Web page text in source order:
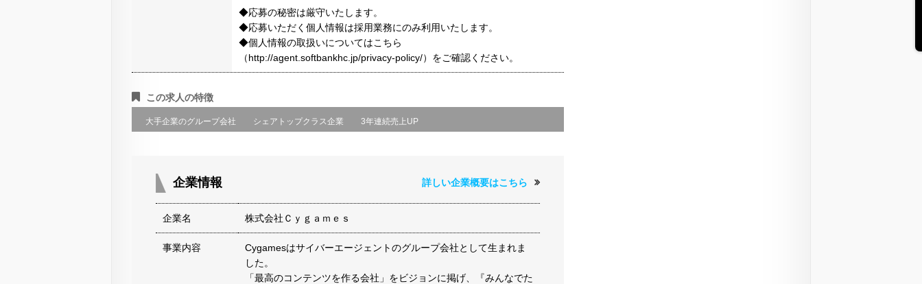
◆応募の秘密は厳守いたします。
◆応募いただく個人情報は採用業務にのみ利用いたします。
◆個人情報の取扱いについてはこちら
（http://agent.softbankhc.jp/privacy-policy/）をご確認ください。
この求人の特徴
大手企業のグループ会社 シェアトップクラス企業 3年連続売上UP
企業情報 詳しい企業概要はこちら
企業名 株式会社Ｃｙｇａｍｅｓ
事業内容
Cygamesはサイバーエージェントのグループ会社として生まれま
した。
「最高のコンテンツを作る会社」をビジョンに掲げ、『みんなでた